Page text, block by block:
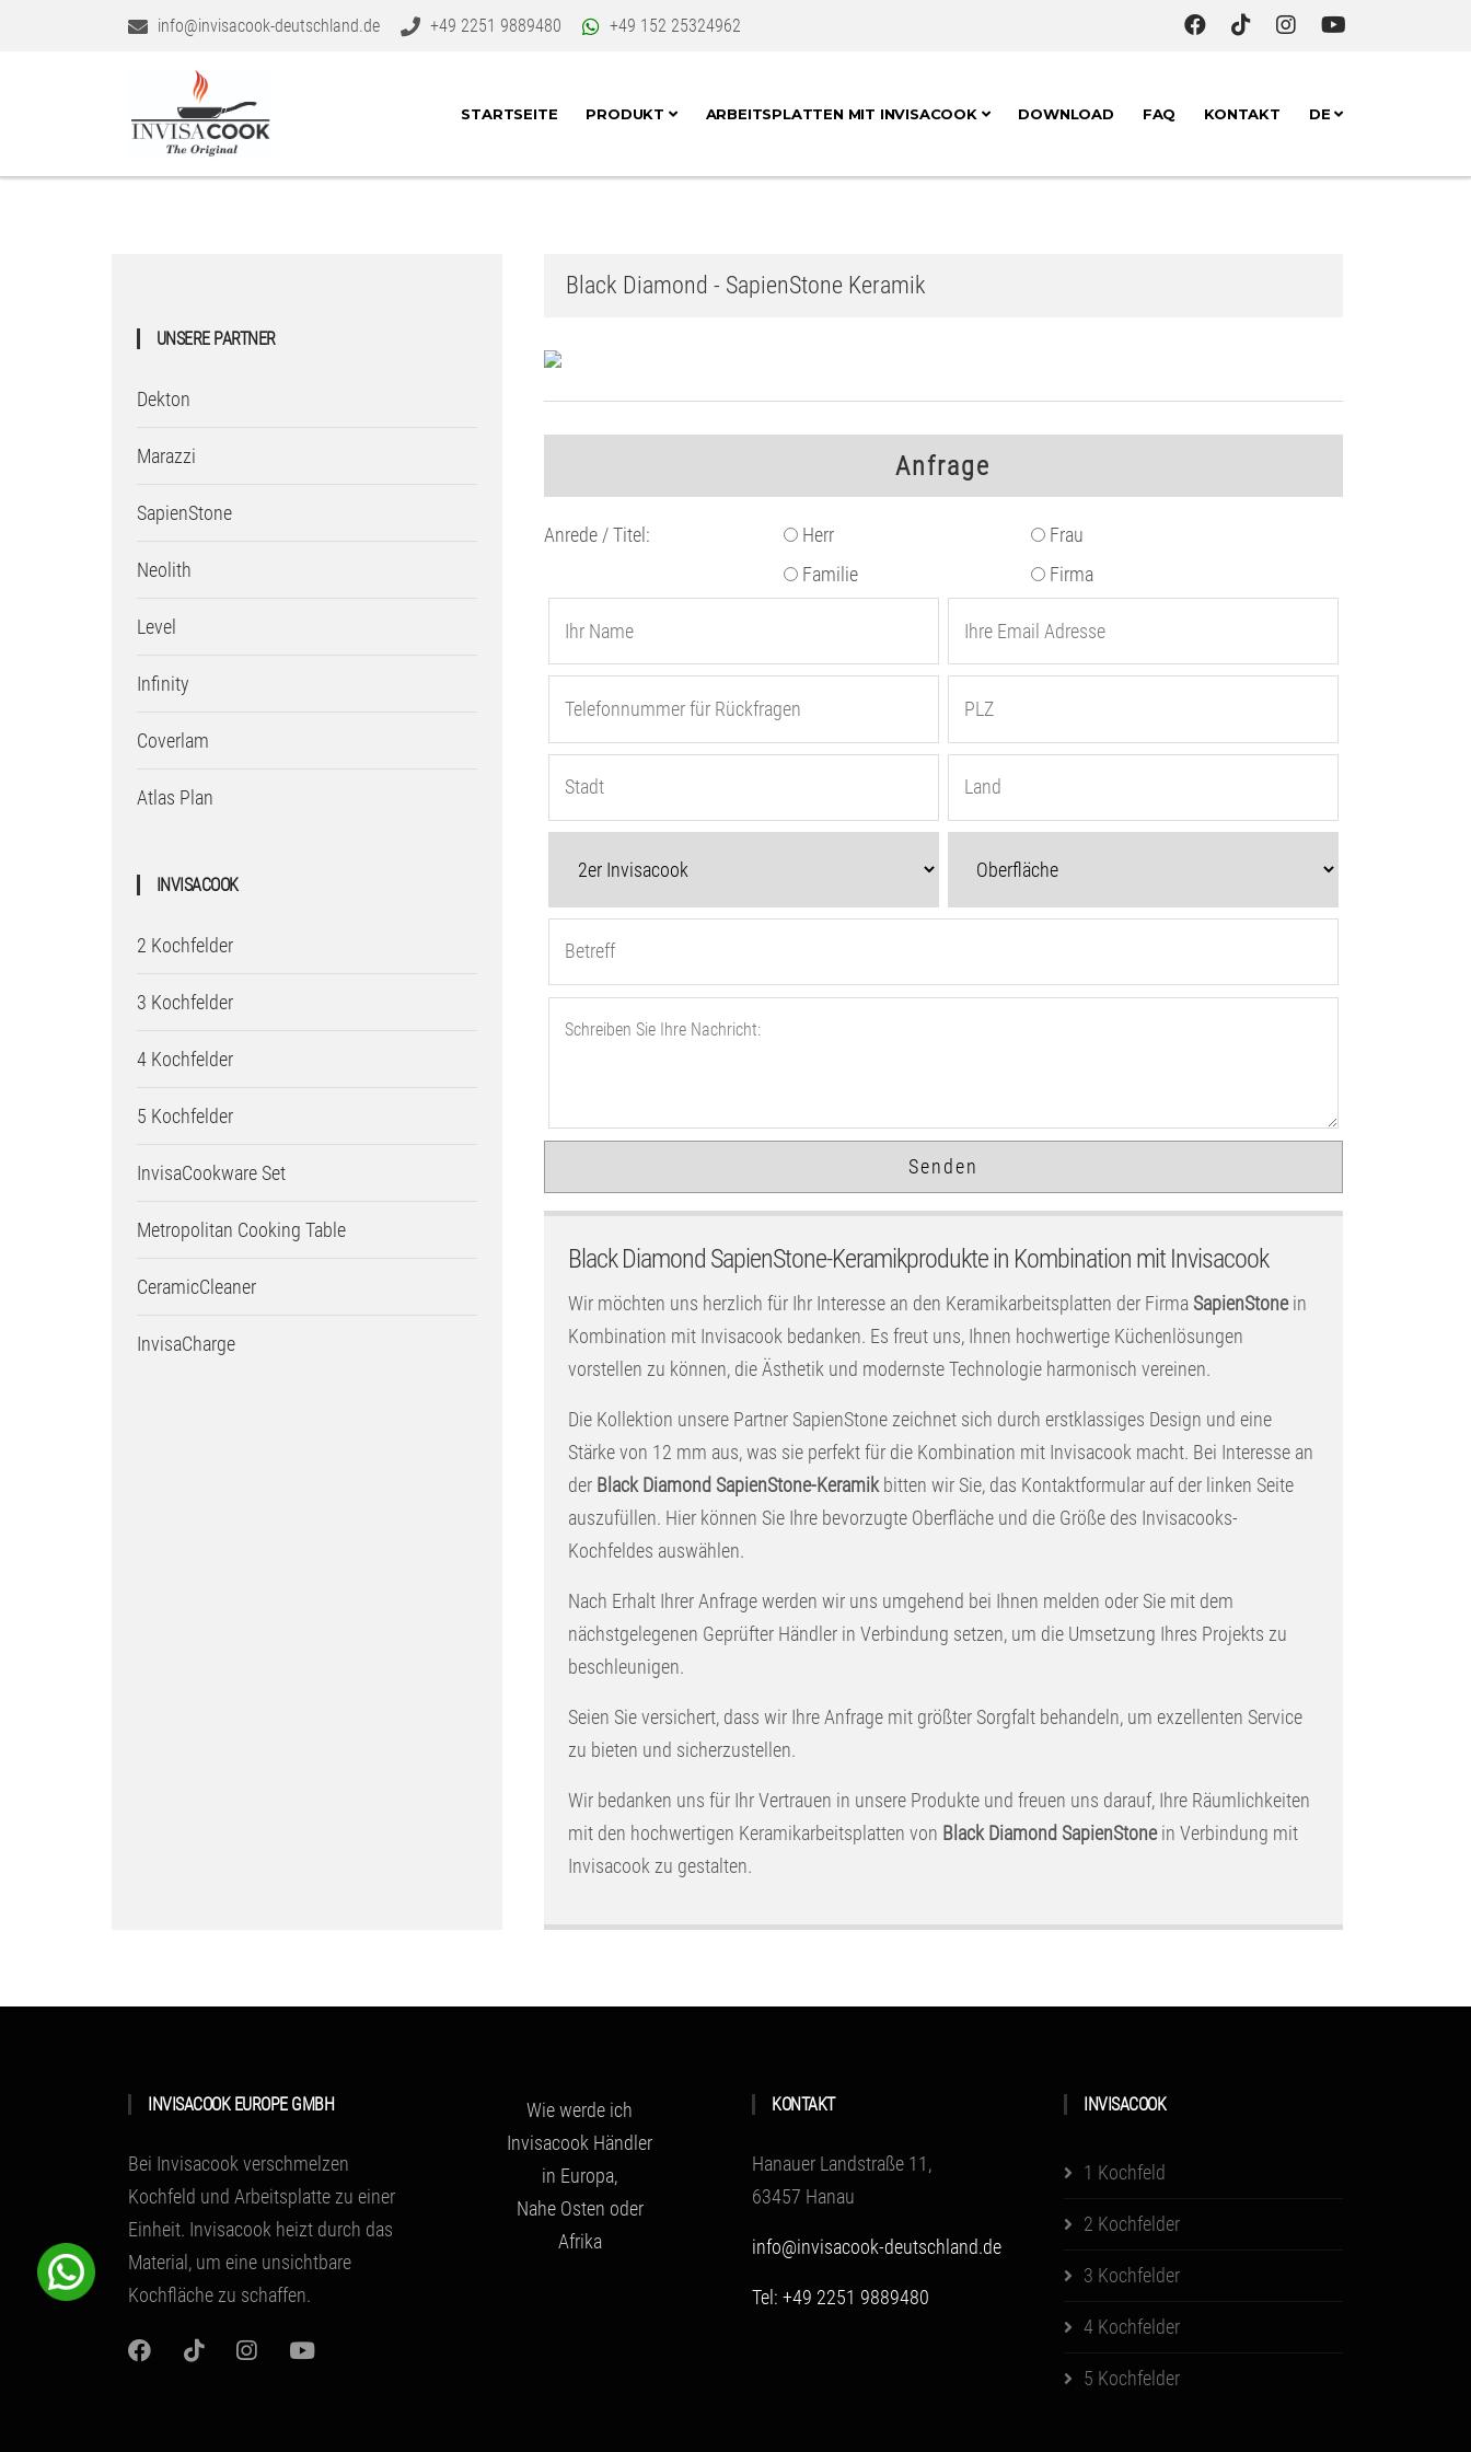
info@invisacook-deutschland.de +49 2251 9889480 +49 152 25324962
STARTSEITE PRODUKT ARBEITSPLATTEN MIT INVISACOOK DOWNLOAD FAQ KONTAKT DE
UNSERE PARTNER
Dekton
Marazzi
SapienStone
Neolith
Level
Infinity
Coverlam
Atlas Plan
INVISACOOK
2 Kochfelder
3 Kochfelder
4 Kochfelder
5 Kochfelder
InvisaCookware Set
Metropolitan Cooking Table
CeramicCleaner
InvisaCharge
Black Diamond - SapienStone Keramik
Anfrage
Anrede / Titel: Herr
Frau
Familie
Firma
Black Diamond SapienStone-Keramikprodukte in Kombination mit Invisacook
Wir möchten uns herzlich für Ihr Interesse an den Keramikarbeitsplatten der Firma SapienStonein
Kombination mit Invisacook bedanken. Es freut uns, Ihnen hochwertige Küchenlösungen
vorstellen zu können, die Ästhetik und modernste Technologie harmonisch vereinen.
Die Kollektion unsere Partner SapienStone zeichnet sich durch erstklassiges Design und eine
Stärke von 12 mm aus, was sie perfekt für die Kombination mit Invisacook macht. Bei Interesse an
der Black Diamond SapienStone-Keramikbitten wir Sie, das Kontaktformular auf der linken Seite
auszufüllen. Hier können Sie Ihre bevorzugte Oberfläche und die Größe des Invisacooks-
Kochfeldes auswählen.
Nach Erhalt Ihrer Anfrage werden wir uns umgehend bei Ihnen melden oder Sie mit dem
nächstgelegenen Geprüfter Händler in Verbindung setzen, um die Umsetzung Ihres Projekts zu
beschleunigen.
Seien Sie versichert, dass wir Ihre Anfrage mit größter Sorgfalt behandeln, um exzellenten Service
zu bieten und sicherzustellen.
Wir bedanken uns für Ihr Vertrauen in unsere Produkte und freuen uns darauf, Ihre Räumlichkeiten
mit den hochwertigen Keramikarbeitsplatten von Black Diamond SapienStonein Verbindung mit
Invisacook zu gestalten.
INVISACOOK EUROPE GMBH
Bei Invisacook verschmelzen
Kochfeld und Arbeitsplatte zu einer
Einheit. Invisacook heizt durch das
Material , um eine unsichtbare
Kochfläche zu schaffen.
Wie werde ich
Invisacook Händler
in Europa,
Nahe Osten oder
Afrika
KONTAKT
Hanauer Landstraße 11,
63457 Hanau
info@invisacook-deutschland.de
Tel: +49 2251 9889480
INVISACOOK
1 Kochfeld
2 Kochfelder
3 Kochfelder
4 Kochfelder
5 Kochfelder